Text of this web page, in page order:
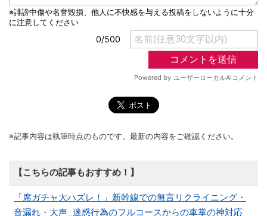
※記事内容は執筆時点のものです。最新の内容をご確認ください。
【こちらの記事もおすすめ！】
「席ガチャ大ハズレ！」新幹線での無言リクライニング・
音漏れ・大声...迷惑行為のフルコースからの車掌の神対応